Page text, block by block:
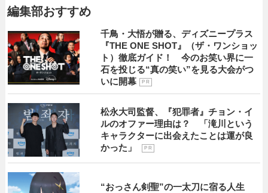
編集部おすすめ
千鳥・大悟が贈る、ディズニープラス
『THE ONE SHOT』（ザ・ワンショッ
ト）徹底ガイド！ 今のお笑い界に一
石を投じる“真の笑い”を見る大会がつ
いに開幕
P R
松永大司監督、『犯罪者』チョン・イ
ルのオファー理由は？ 「滝川という
キャラクターに出会えたことは運が良
かった」
P R
“おっさん剣聖”の一太刀に宿る人生